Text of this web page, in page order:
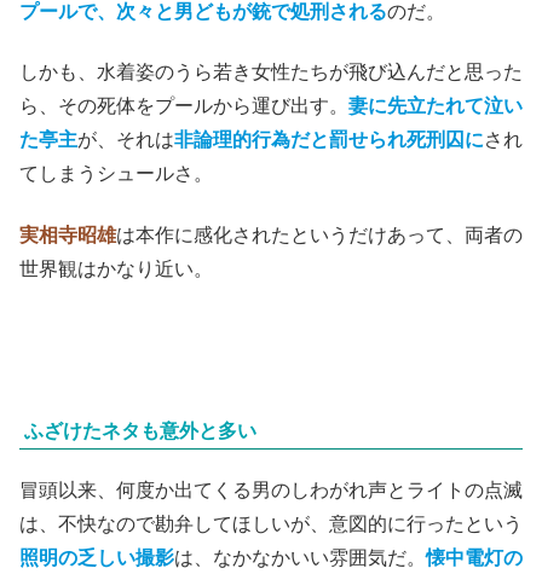
プールで、次々と男どもが銃で処刑されるのだ。
しかも、水着姿のうら若き女性たちが飛び込んだと思った
ら、その死体をプールから運び出す。 妻に先立たれて泣い
た亭主が、それは非論理的行為だと罰せられ死刑囚にされ
てしまうシュールさ。
実相寺昭雄は本作に感化されたというだけあって、両者の
世界観はかなり近い。
ふざけたネタも意外と多い
冒頭以来、何度か出てくる男のしわがれ声とライトの点滅
は、不快なので勘弁してほしいが、意図的に行ったという
照明の乏しい撮影は、なかなかいい雰囲気だ。懐中電灯の